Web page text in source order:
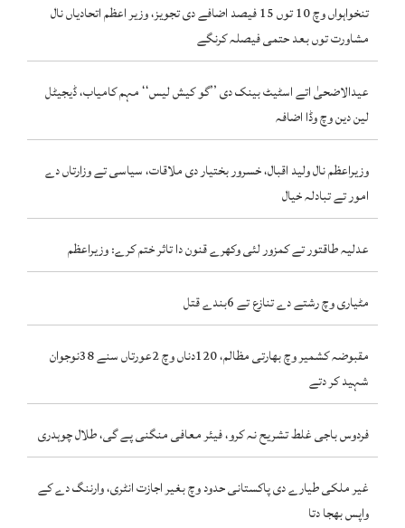
تنخواہواں وچ 10 توں 15 فیصد اضافے دی تجویز، وزیر اعظم اتحادیاں نال
مشاورت توں بعد حتمی فیصلہ کرنگے
عیدالاضحیٰ اتے اسٹیٹ بینک دی ’’گو کیش لیس‘‘ مہم کامیاب، ڈیجیٹل
لین دین وچ وڈا اضافہ
وزیراعظم نال ولید اقبال، خسرور بختیار دی ملاقات، سیاسی تے وزارتاں دے
امور تے تبادلہ خیال
عدلیہ طاقتور تے کمزور لئی وکھرے قنون دا تاثر ختم کرے: وزیراعظم
مٹیاری وچ رشتے دے تنازع تے 6بندے قتل
مقبوضہ کشمیر وچ بھارتی مظالم، 120دناں وچ 2عورتاں سنے 38نوجوان
شہید کر دتے
فردوس باجی غلط تشریح نہ کرو، فیئر معافی منگنی پے گی، طلال چوہدری
غیر ملکی طیارے دی پاکستانی حدود وچ بغیر اجازت انٹری، وارننگ دے کے
واپس بھجا دتا